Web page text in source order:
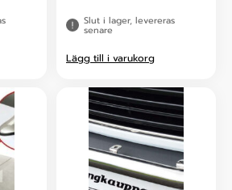
Slut i lager, levereras
senare
Lägg till i varukorg